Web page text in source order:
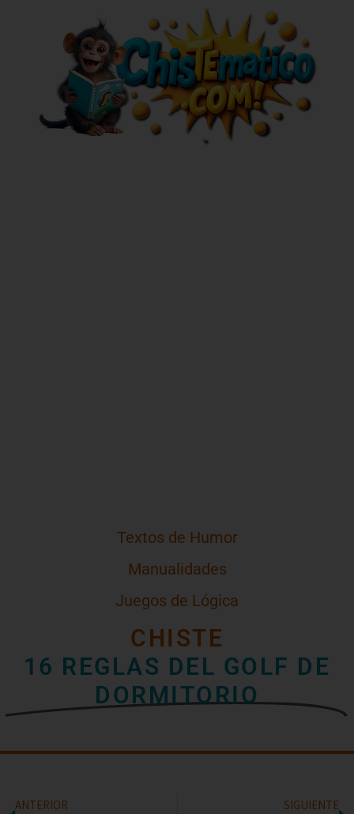
Textos de Humor
Manualidades
Juegos de Lógica
CHISTE
16 REGLAS DEL GOLF DE
DORMITORIO
ANTERIOR SIGUIENTE